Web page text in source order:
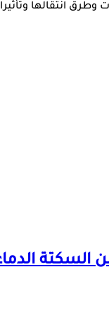
وطرق انتقالها
السكتة